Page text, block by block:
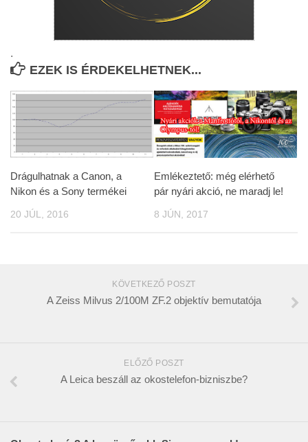
.
EZEK IS ÉRDEKELHETNEK...
Drágulhatnak a Canon, a
Nikon és a Sony termékei
20 JÚL, 2016
Emlékeztető: még elérhető
pár nyári akció, ne maradj le!
8 JÚN, 2017
KÖVETKEZŐ POSZT
A Zeiss Milvus 2/100M ZF.2 objektív bemutatója
ELŐZŐ POSZT
A Leica beszáll az okostelefon-bizniszbe?